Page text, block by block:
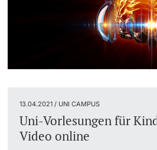
13.04.2021 / UNI CAMPUS
Uni-Vorlesungen für
Video online